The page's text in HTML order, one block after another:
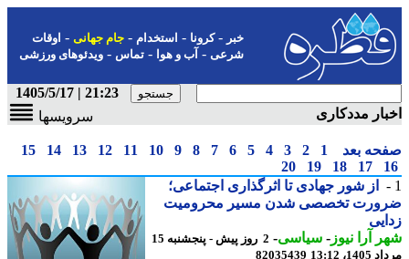
-کرونا-استخدام- جام جهانی-اوقات
شرعی-آب و هوا-تماس-ویدئوهای ورزشی
21:23 | 1405/5/17
مددکاری
سرویسها
بعد 1
2
3
4
5
6
7
8
9
10
11
12
13
14
15
17
18
19
20
از شور جهادی تا اثرگذاری اجتماعی؛
تخصصی شدن مسیر محرومیت
آرا نیوز-سیاسی-
2 روز پیش - پنجشنبه 15
13:12
82035439